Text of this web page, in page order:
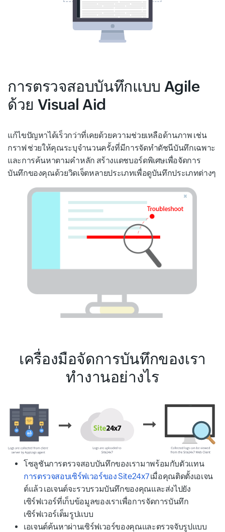
การตรวจสอบบันทึกแบบ Agile
ด้วย Visual Aid
แก้ไขปัญหาได้เร็วกว่าที่เคยด้วยความช่วยเหลือด้านภาพ เช่น
กราฟ ช่วยให้คุณระบุจำนวนครั้งที่มีการจัดทำดัชนีบันทึกเฉพาะ
และการค้นหาตามคำหลัก สร้างแดชบอร์ดพิเศษเพื่อจัดการ
บันทึกของคุณด้วยวิดเจ็ตหลายประเภทเพื่อดูบันทึกประเภทต่างๆ
เครื่องมือจัดการบันทึกของเรา
ทำงานอย่างไร
โซลูชันการตรวจสอบบันทึกของเรามาพร้อมกับตัวแทน
การตรวจสอบเซิร์ฟเวอร์ของ Site24x7เมื่อคุณติดตั้งเอเจน
ต์แล้ว เอเจนต์จะรวบรวมบันทึกของคุณและส่งไปยัง
เซิร์ฟเวอร์ที่เก็บข้อมูลของเราเพื่อการจัดการบันทึก
เซิร์ฟเวอร์เต็มรูปแบบ
เอเจนต์ค้นหาผ่านเซิร์ฟเวอร์ของคุณและตรวจจับรูปแบบ